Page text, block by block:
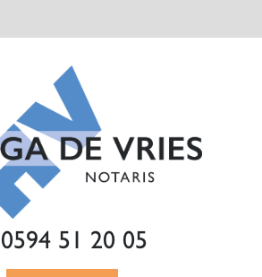
0594 51 20 05